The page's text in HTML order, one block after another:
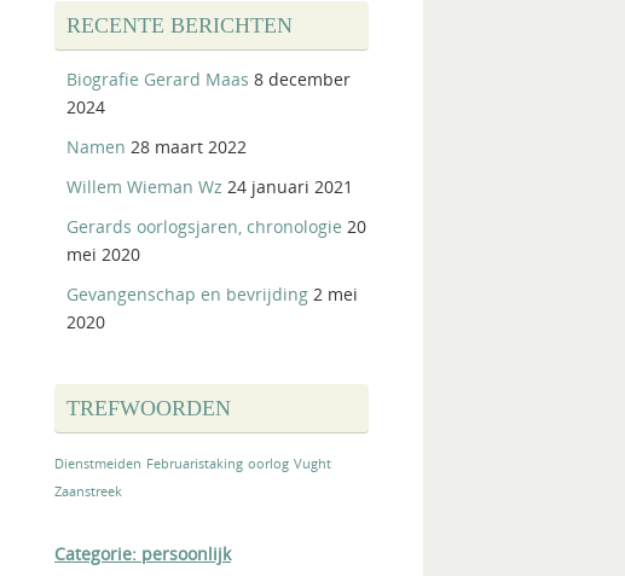
RECENTE BERICHTEN
Biografie Gerard Maas 8 december
2024
Namen 28 maart 2022
Willem Wieman Wz 24 januari 2021
Gerards oorlogsjaren, chronologie 20
mei 2020
Gevangenschap en bevrijding 2 mei
2020
TREFWOORDEN
Dienstmeiden Februaristaking oorlog Vught
Zaanstreek
Categorie: persoonlijk